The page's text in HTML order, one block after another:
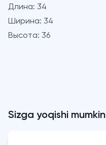
Длина: 34
Ширина: 34
Высота: 36
Sizga yoqishi mumkin